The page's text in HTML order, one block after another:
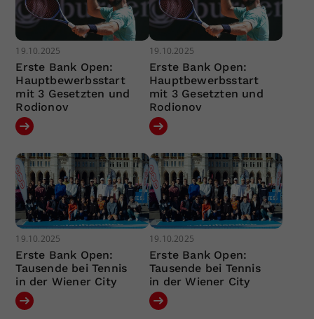
19.10.2025
Erste Bank Open:
Hauptbewerbsstart
mit 3 Gesetzten und
Rodionov
19.10.2025
Erste Bank Open:
Hauptbewerbsstart
mit 3 Gesetzten und
Rodionov
19.10.2025
Erste Bank Open:
Tausende bei Tennis
in der Wiener City
19.10.2025
Erste Bank Open:
Tausende bei Tennis
in der Wiener City